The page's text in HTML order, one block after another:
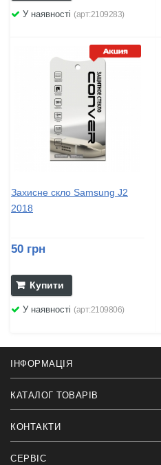
У наявності (арт:2109283)
Захисне скло Samsung J2
2018
50 грн
Купити
У наявності (арт:2109806)
ІНФОРМАЦІЯ
КАТАЛОГ ТОВАРІВ
КОНТАКТИ
СЕРВІС